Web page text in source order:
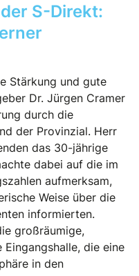
S-Direkt:
Stärkung und gute
Dr. Jürgen Cramer
durch die
der Provinzial. Herr
das 30-jährige
dabei auf die im
aufmerksam,
Weise über die
informierten.
großräumige,
die eine
in den